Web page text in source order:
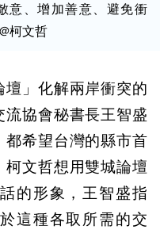
意、增加善意、避免衝
柯文哲
」化解兩岸衝突的
協會秘書長王智盛
希望台灣的縣市首
文哲想用雙城論壇
的形象，王智盛指
這種各取所需的交